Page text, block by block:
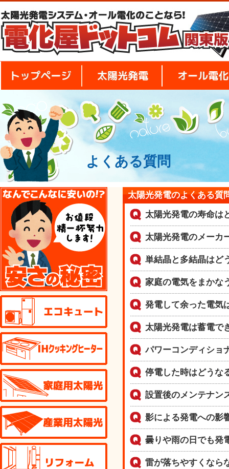
トップページ 太陽光発電
よくある質問
太陽光発電のよくある質
太陽光発電の寿命は
太陽光発電のメーカ
単結晶と多結晶はど
家庭の電気をまかな
発電して余った電気
太陽光発電は蓄電で
パワーコンディショ
停電した時はどうな
設置後のメンテナン
影による発電への影
曇りや雨の日でも発
雷が落ちやすくなら
安さの秘密
エコキュート
IHクッキングヒーター
家庭用太陽光発電
産業用太陽光発電
リフォーム